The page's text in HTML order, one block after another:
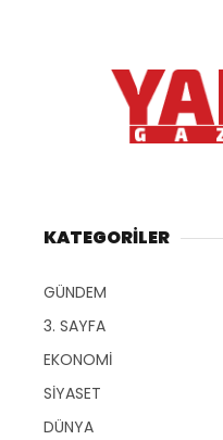
KATEGORİLER
GÜNDEM
3. SAYFA
EKONOMİ
SİYASET
DÜNYA